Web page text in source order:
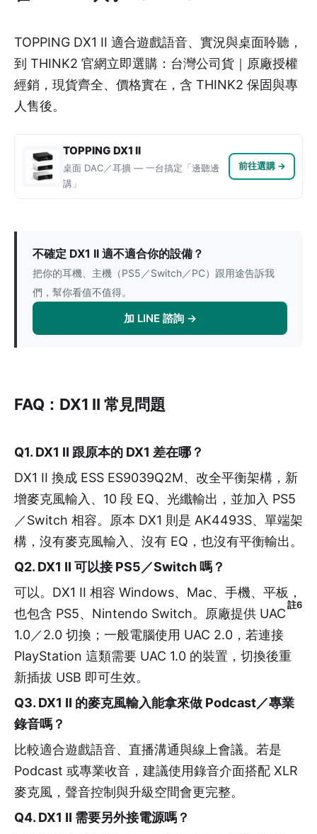
TOPPING DX1 II 適合遊戲語音、實況與桌面聆聽，
到 THINK2 官網立即選購：台灣公司貨｜原廠授權
經銷，現貨齊全、價格實在，含 THINK2 保固與專
人售後。
TOPPING DX1 II
桌面 DAC／耳擴 — 一台搞定「邊聽邊
講」
前往選購 →
不確定 DX1 II 適不適合你的設備？
把你的耳機、主機（PS5／Switch／PC）跟用途告訴我
們，幫你看值不值得。
加 LINE 諮詢 →
FAQ：DX1 II 常見問題
Q1. DX1 II 跟原本的 DX1 差在哪？
DX1 II 換成 ESS ES9039Q2M、改全平衡架構，新
增麥克風輸入、10 段 EQ、光纖輸出，並加入 PS5
／Switch 相容。原本 DX1 則是 AK4493S、單端架
構，沒有麥克風輸入、沒有 EQ，也沒有平衡輸出。
Q2. DX1 II 可以接 PS5／Switch 嗎？
可以。DX1 II 相容 Windows、Mac、手機、平板，
也包含 PS5、Nintendo Switch。原廠提供 UAC
註6
1.0／2.0 切換；一般電腦使用 UAC 2.0，若連接
PlayStation 這類需要 UAC 1.0 的裝置，切換後重
新插拔 USB 即可生效。
Q3. DX1 II 的麥克風輸入能拿來做 Podcast／專業
錄音嗎？
比較適合遊戲語音、直播溝通與線上會議。若是
Podcast 或專業收音，建議使用錄音介面搭配 XLR
麥克風，聲音控制與升級空間會更完整。
Q4. DX1 II 需要另外接電源嗎？